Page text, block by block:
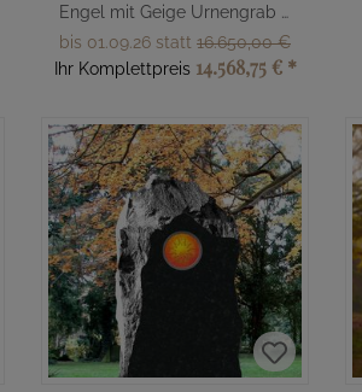
Engel mit Geige Urnengrab Grabmal
bis 01.09.26 statt 16.650,00 €
Ihr Komplettpreis 14.568,75 € *